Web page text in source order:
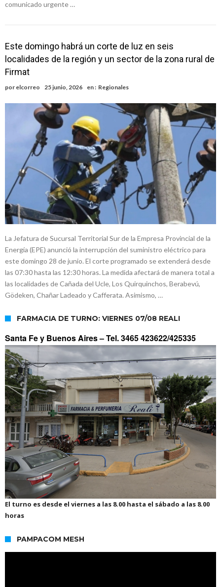
comunicado urgente …
Este domingo habrá un corte de luz en seis
localidades de la región y un sector de la zona rural de
Firmat
por elcorreo 25 junio, 2026 en : Regionales
La Jefatura de Sucursal Territorial Sur de la Empresa Provincial de la
Energía (EPE) anunció la interrupción del suministro eléctrico para
este domingo 28 de junio. El corte programado se extenderá desde
las 07:30 hasta las 12:30 horas. La medida afectará de manera total a
las localidades de Cañada del Ucle, Los Quirquinchos, Berabevú,
Gödeken, Chañar Ladeado y Cafferata. Asimismo, …
FARMACIA DE TURNO: VIERNES 07/08 REALI
Santa Fe y Buenos Aires –Tel. 3465 423622/425335
El turno es desde el viernes a las 8.00 hasta el sábado a las 8.00
horas
PAMPACOM MESH